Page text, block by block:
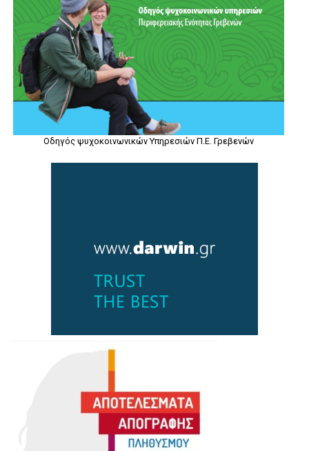
Οδηγός ψυχοκοινωνικών Υπηρεσιών Π.Ε. Γρεβενών